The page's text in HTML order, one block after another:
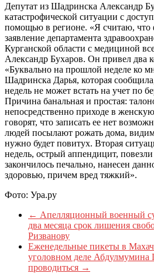
Депутат из Шадринска Александр
катастрофической ситуации с
помощью в регионе. «Я считаю, что
заявление департамента
Курганской области с медициной
Александр Бухаров. Он привел два
«Буквально на прошлой неделе ко
Шадринска Дарья, которая
недель не может встать на учет по
Причина банальная и простая:
непосредственно приходе в
говорят, что записать ее нет
людей посылают рожать дома,
нужно будет повитух. Вторая
недель, острый аппендицит,
закончилось печально, нанесен
здоровью, причем вред тяжкий».
Фото: Ура.ру
← Апелляционный военный
два месяца срок лишения
Ризванову
Еженедельные пикеты в
уголовном деле Абдулмумина
проводиться →